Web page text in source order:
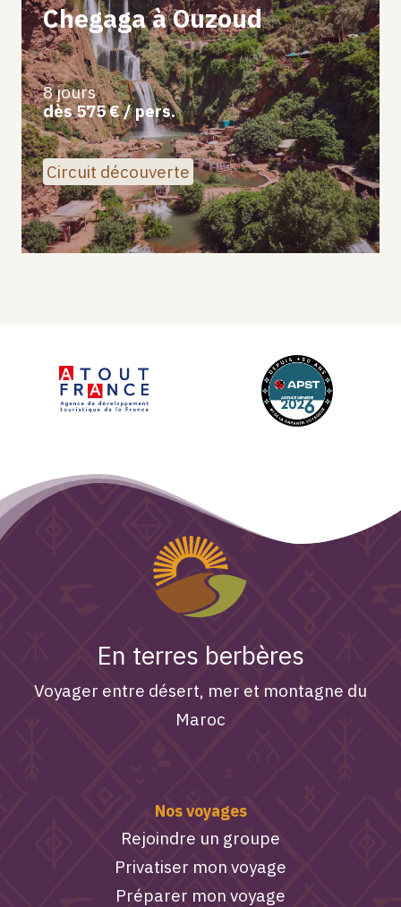
Chegaga à Ouzoud
8 jours
dès 575 € / pers.
Circuit découverte
En terres berbères
Voyager entre désert, mer et montagne du
Maroc
Nos voyages
Rejoindre un groupe
Privatiser mon voyage
Préparer mon voyage